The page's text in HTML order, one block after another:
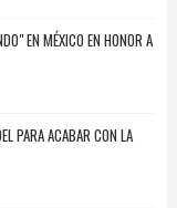
EN MÉXICO EN HONOR A
PARA ACABAR CON LA